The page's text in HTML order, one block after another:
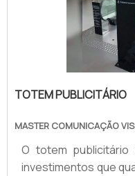
concentração
noturnas; Museus;
TOTEM PUBLICITÁRIO
MASTER COMUNICAÇÃO
O totem
investimentos que